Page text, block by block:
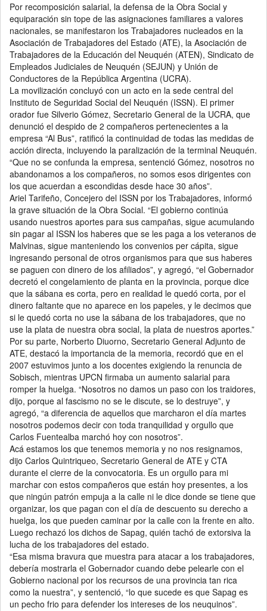
Por recomposición salarial, la defensa de la Obra Social y
equiparación sin tope de las asignaciones familiares a valores
nacionales, se manifestaron los Trabajadores nucleados en la
Asociación de Trabajadores del Estado (ATE), la Asociación de
Trabajadores de la Educación del Neuquén (ATEN), Sindicato de
Empleados Judiciales de Neuquén (SEJUN) y Unión de
Conductores de la República Argentina (UCRA).
La movilización concluyó con un acto en la sede central del
Instituto de Seguridad Social del Neuquén (ISSN). El primer
orador fue Silverio Gómez, Secretario General de la UCRA, que
denunció el despido de 2 compañeros pertenecientes a la
empresa “Al Bus”, ratificó la continuidad de todas las medidas de
acción directa, incluyendo la paralización de la terminal Neuquén.
“Que no se confunda la empresa, sentenció Gómez, nosotros no
abandonamos a los compañeros, no somos esos dirigentes con
los que acuerdan a escondidas desde hace 30 años”.
Ariel Tarifeño, Concejero del ISSN por los Trabajadores, informó
la grave situación de la Obra Social. “El gobierno continúa
usando nuestros aportes para sus campañas, sigue acumulando
sin pagar al ISSN los haberes que se les paga a los veteranos de
Malvinas, sigue manteniendo los convenios per cápita, sigue
ingresando personal de otros organismos para que sus haberes
se paguen con dinero de los afiliados”, y agregó, “el Gobernador
decretó el congelamiento de planta en la provincia, porque dice
que la sábana es corta, pero en realidad le quedó corta, por el
dinero faltante que no aparece en los papeles, y le decimos que
si le quedó corta no use la sábana de los trabajadores, que no
use la plata de nuestra obra social, la plata de nuestros aportes.”
Por su parte, Norberto Diuorno, Secretario General Adjunto de
ATE, destacó la importancia de la memoria, recordó que en el
2007 estuvimos junto a los docentes exigiendo la renuncia de
Sobisch, mientras UPCN firmaba un aumento salarial para
romper la huelga. “Nosotros no damos un paso con los traidores,
dijo, porque al fascismo no se le discute, se lo destruye”, y
agregó, “a diferencia de aquellos que marcharon el día martes
nosotros podemos decir con toda tranquilidad y orgullo que
Carlos Fuentealba marchó hoy con nosotros”.
Acá estamos los que tenemos memoria y no nos resignamos,
dijo Carlos Quintriqueo, Secretario General de ATE y CTA
durante el cierre de la convocatoria. Es un orgullo para mi
marchar con estos compañeros que están hoy presentes, a los
que ningún patrón empuja a la calle ni le dice donde se tiene que
organizar, los que pagan con el día de descuento su derecho a
huelga, los que pueden caminar por la calle con la frente en alto.
Luego rechazó los dichos de Sapag, quién tachó de extorsiva la
lucha de los trabajadores del estado.
“Esa misma bravura que muestra para atacar a los trabajadores,
debería mostrarla el Gobernador cuando debe pelearle con el
Gobierno nacional por los recursos de una provincia tan rica
como la nuestra”, y sentenció, “lo que sucede es que Sapag es
un pecho frio para defender los intereses de los neuquinos”.